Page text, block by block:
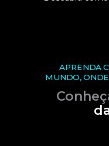
APRENDA
MUNDO,